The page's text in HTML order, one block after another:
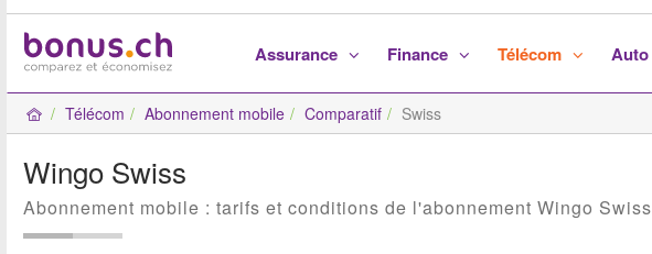
Assurance Finance Télécom Auto
Télécom Abonnement mobile Comparatif Swiss
Wingo Swiss
Abonnement mobile : tarifs et conditions de l'abonnement Wingo Swiss